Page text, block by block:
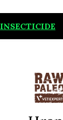
INSECTICIDE